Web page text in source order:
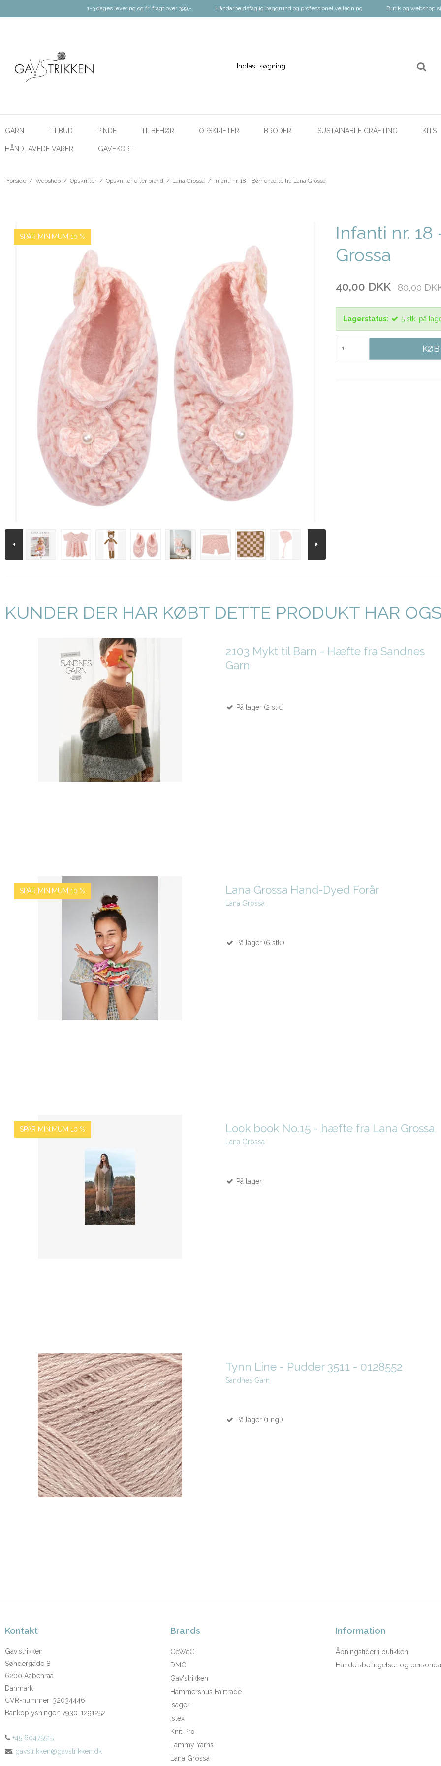
1-3 dages levering og fri fragt over 399,- Håndarbejdsfaglig baggrund og professionel vejledning Butik og webshop
GARN TILBUD PINDE TILBEHØR OPSKRIFTER BRODERI SUSTAINABLE CRAFTING KITS
HÅNDLAVEDE VARER GAVEKORT
Forside / Webshop / Opskrifter / Opskrifter efter brand / Lana Grossa / Infanti nr. 18 - Børnehæfte fra Lana Grossa
SPAR MINIMUM 10 %
Infanti nr.
Grossa
40,00 DKK 80,00
Lagerstatus: 5 stk. på
KØB
KUNDER DER HAR KØBT DETTE PRODUKT HAR
2103 Mykt til Barn - Hæfte fra Sandnes
Garn
På lager (2 stk.)
SPAR MINIMUM 10 % Lana Grossa Hand-Dyed Forår
Lana Grossa
På lager (6 stk.)
SPAR MINIMUM 10 % Look book No.15 - hæfte fra Lana Grossa
Lana Grossa
På lager
Tynn Line - Pudder 3511 - 0128552
Sandnes Garn
På lager (1 ngl)
Kontakt
Gav'strikken
Søndergade 8
6200 Aabenraa
Danmark
CVR-nummer: 32034446
Bankoplysninger: 7930-1291252
+45 60475515
: gavstrikken@gavstrikken.dk
Brands
CeWeC
DMC
Gav'strikken
Hammershus Fairtrade
Isager
Istex
Knit Pro
Lammy Yarns
Lana Grossa
Information
Åbningstider i butikken
Handelsbetingelser og